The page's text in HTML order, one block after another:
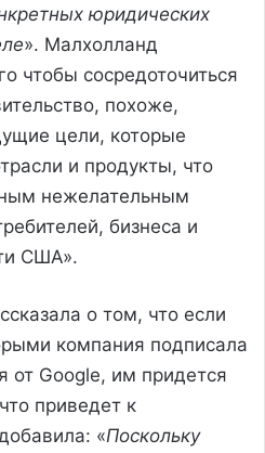
юридических
». Малхолланд
чтобы сосредоточиться
похоже,
цели, которые
и продукты, что
нежелательным
бизнеса и
США».
о том, что если
компания подписала
от Google, им придется
приведет к
«Поскольку